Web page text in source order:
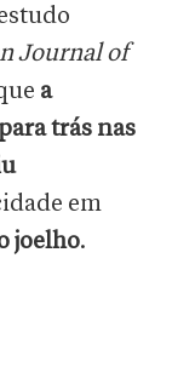
Journal of
a
trás nas
em
joelho.